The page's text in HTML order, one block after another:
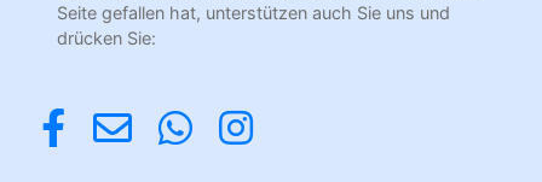
Seite gefallen hat, unterstützen auch Sie uns und
drücken Sie: